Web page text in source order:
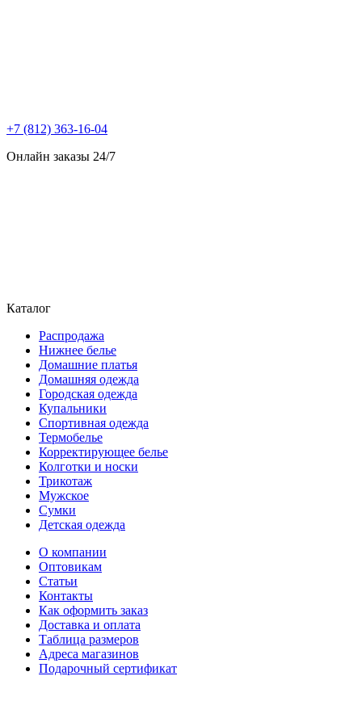
+7 (812) 363-16-04
Онлайн заказы 24/7
Каталог
Распродажа
Нижнее белье
Домашние платья
Домашняя одежда
Городская одежда
Купальники
Спортивная одежда
Термобелье
Корректирующее белье
Колготки и носки
Трикотаж
Мужское
Сумки
Детская одежда
О компании
Оптовикам
Статьи
Контакты
Как оформить заказ
Доставка и оплата
Таблица размеров
Адреса магазинов
Подарочный сертификат